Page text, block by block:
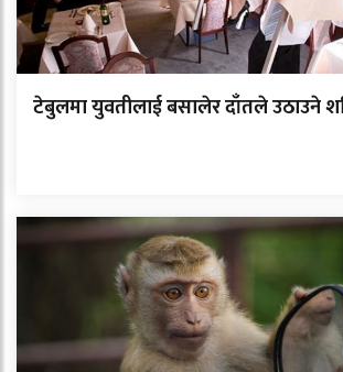
टेबुलमा युवतीलाई बसालेर दाँतले उठाउने